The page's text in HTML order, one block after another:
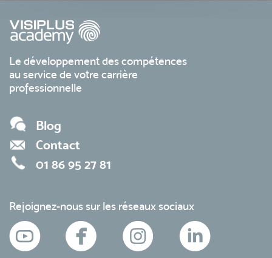
Le développement des compétences
au service de votre carrière
professionnelle
Blog
Contact
01 86 95 27 81
Rejoignez-nous sur les réseaux sociaux